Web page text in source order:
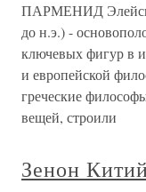
ПАРМЕНИД
до н.э.) -
ключевых фигур в
и европейской
греческие
вещей, строили
Зенон